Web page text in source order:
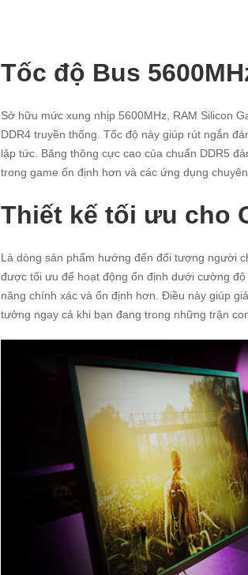
Tốc độ Bus
Sở hữu mức xung nhịp 5600MHz, RAM Silicon
DDR4 truyền thống. Tốc độ này giúp rút ngắn
lập tức. Băng thông cực cao của chuẩn DDR5
trong game ổn định hơn và các ứng dụng
Thiết kế tối ưu cho
Là dòng sản phẩm hướng đến đối tượng người
được tối ưu để hoạt động ổn định dưới cường
năng chính xác và ổn định hơn. Điều này giúp
tưởng ngay cả khi bạn đang trong những trận